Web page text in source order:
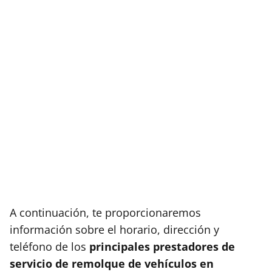
A continuación, te proporcionaremos
información sobre el horario, dirección y
teléfono de los principales prestadores de
servicio de remolque de vehículos en